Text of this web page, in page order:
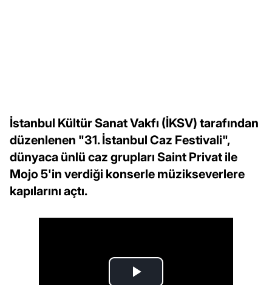
İstanbul Kültür Sanat Vakfı (İKSV) tarafından
düzenlenen "31. İstanbul Caz Festivali",
dünyaca ünlü caz grupları Saint Privat ile
Mojo 5'in verdiği konserle müzikseverlere
kapılarını açtı.